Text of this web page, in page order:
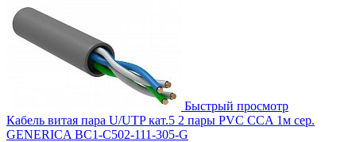
Быстрый просмотр
Кабель витая пара U/UTP кат.5 2 пары PVC CCA 1м сер.
GENERICA BC1-C502-111-305-G